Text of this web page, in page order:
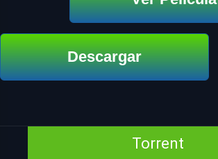
Descargar
Torrent